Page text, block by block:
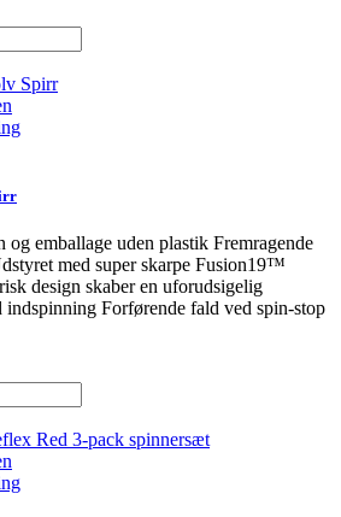
emballage uden plastik Fremragende
med super skarpe Fusion19™
design skaber en uforudsigelig
indspinning Forførende fald ved spin-stop